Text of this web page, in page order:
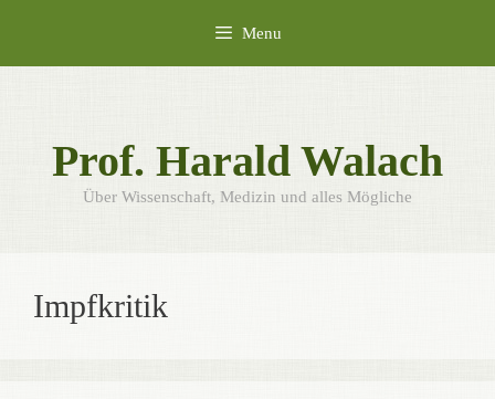
content
Menu
Prof. Harald Walach
Über Wissenschaft, Medizin und alles Mögliche
Impfkritik